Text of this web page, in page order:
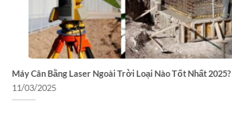
Máy Cân Bằng Laser Ngoài Trời Loại Nào Tốt Nhất 2025?
11/03/2025